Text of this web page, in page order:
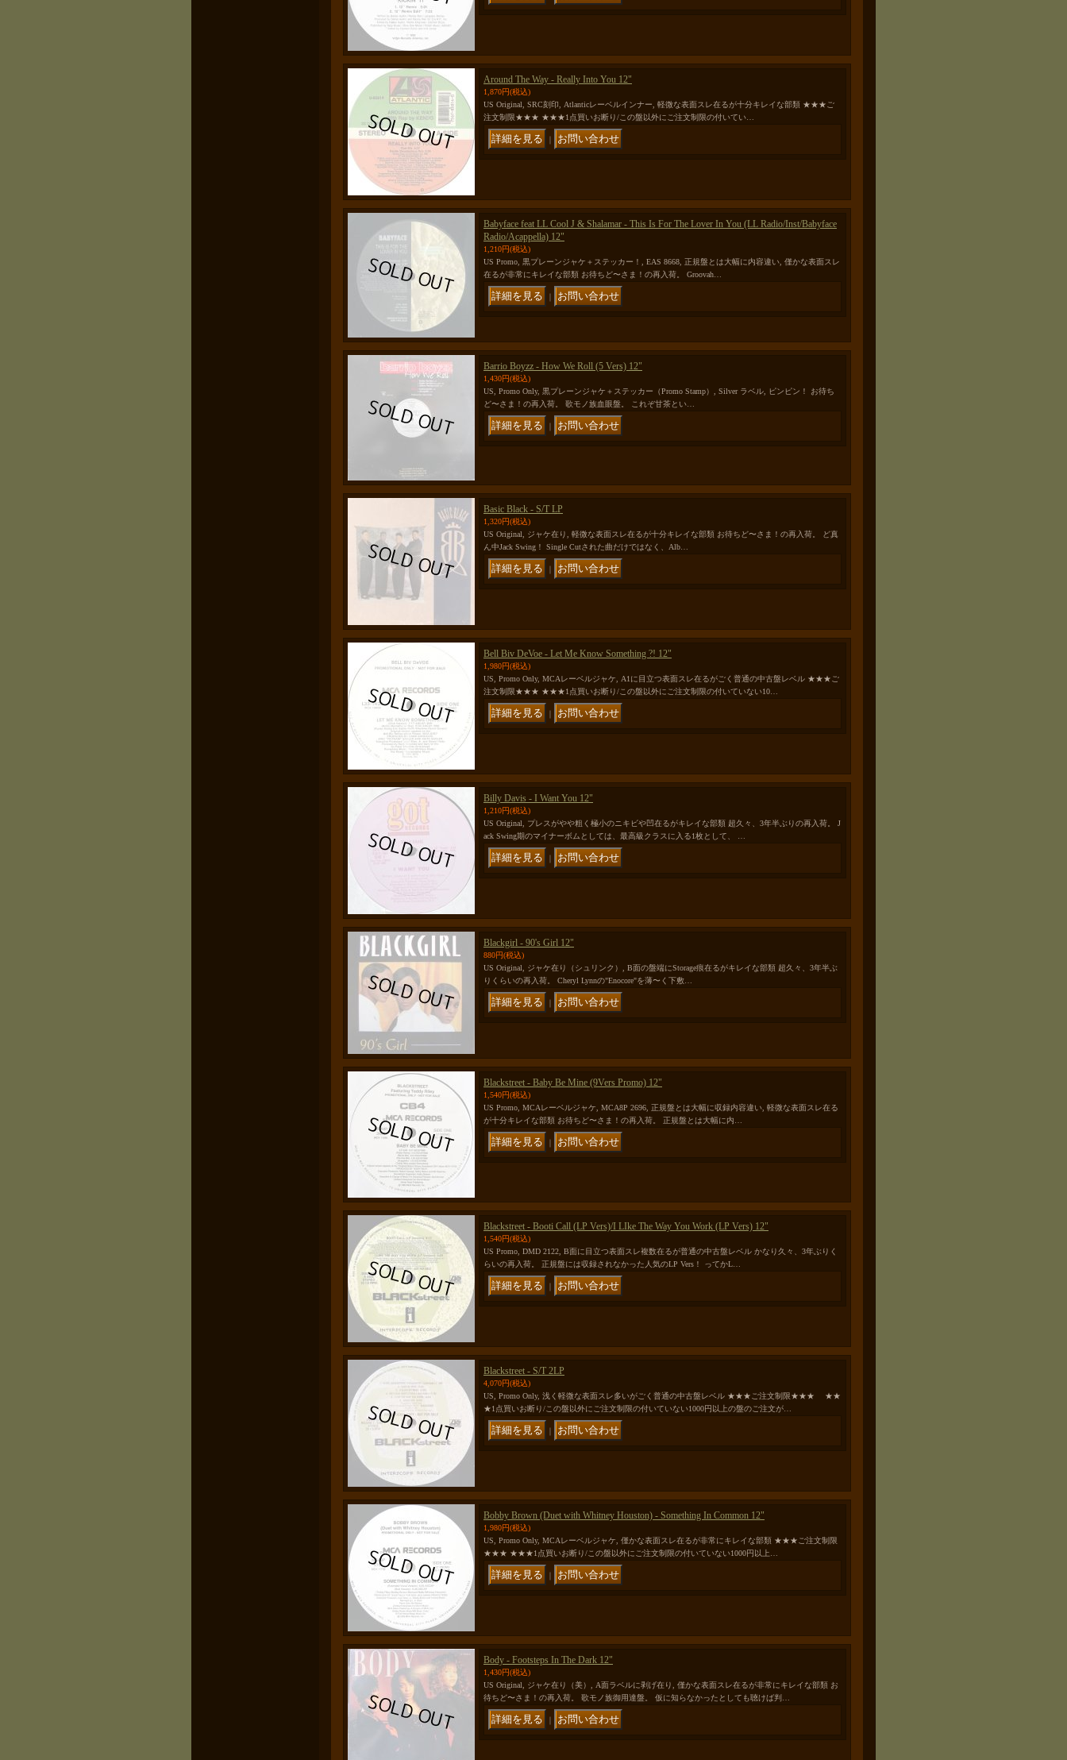
Around The Way - Really Into You 12"
1,870円(税込)
US Original, SRC刻印, Atlanticレーベルインナー, 軽微な表面スレ在るが十分キレイな部類 ★★★ご
注文制限★★★ ★★★1点買いお断り/この盤以外にご注文制限の付いてい…
｜
Babyface feat LL Cool J & Shalamar - This Is For The Lover In You (LL Radio/Inst/Babyface
Radio/Acappella) 12"
1,210円(税込)
US Promo, 黒プレーンジャケ＋ステッカー！, EAS 8668, 正規盤とは大幅に内容違い, 僅かな表面スレ
在るが非常にキレイな部類 お待ちど〜さま！の再入荷。 Groovah…
｜
Barrio Boyzz - How We Roll (5 Vers) 12"
1,430円(税込)
US, Promo Only, 黒プレーンジャケ＋ステッカー（Promo Stamp）, Silver ラベル, ピンピン！ お待ち
ど〜さま！の再入荷。 歌モノ族血眼盤。 これぞ甘茶とい…
｜
Basic Black - S/T LP
1,320円(税込)
US Original, ジャケ在り, 軽微な表面スレ在るが十分キレイな部類 お待ちど〜さま！の再入荷。 ど真
ん中Jack Swing！ Single Cutされた曲だけではなく、Alb…
｜
Bell Biv DeVoe - Let Me Know Something ?! 12"
1,980円(税込)
US, Promo Only, MCAレーベルジャケ, A1に目立つ表面スレ在るがごく普通の中古盤レベル ★★★ご
注文制限★★★ ★★★1点買いお断り/この盤以外にご注文制限の付いていない10…
｜
Billy Davis - I Want You 12"
1,210円(税込)
US Original, プレスがやや粗く極小のニキビや凹在るがキレイな部類 超久々、3年半ぶりの再入荷。 J
ack Swing期のマイナーボムとしては、最高級クラスに入る1枚として、 …
｜
Blackgirl - 90's Girl 12"
880円(税込)
US Original, ジャケ在り（シュリンク）, B面の盤端にStorage痕在るがキレイな部類 超久々、3年半ぶ
りくらいの再入荷。 Cheryl Lynnの"Enocore"を薄〜く下敷…
｜
Blackstreet - Baby Be Mine (9Vers Promo) 12"
1,540円(税込)
US Promo, MCAレーベルジャケ, MCA8P 2696, 正規盤とは大幅に収録内容違い, 軽微な表面スレ在る
が十分キレイな部類 お待ちど〜さま！の再入荷。 正規盤とは大幅に内…
｜
Blackstreet - Booti Call (LP Vers)/I LIke The Way You Work (LP Vers) 12"
1,540円(税込)
US Promo, DMD 2122, B面に目立つ表面スレ複数在るが普通の中古盤レベル かなり久々、3年ぶりく
らいの再入荷。 正規盤には収録されなかった人気のLP Vers！ ってかL…
｜
Blackstreet - S/T 2LP
4,070円(税込)
US, Promo Only, 浅く軽微な表面スレ多いがごく普通の中古盤レベル ★★★ご注文制限★★★ ★★
★1点買いお断り/この盤以外にご注文制限の付いていない1000円以上の盤のご注文が…
｜
Bobby Brown (Duet with Whitney Houston) - Something In Common 12"
1,980円(税込)
US, Promo Only, MCAレーベルジャケ, 僅かな表面スレ在るが非常にキレイな部類 ★★★ご注文制限
★★★ ★★★1点買いお断り/この盤以外にご注文制限の付いていない1000円以上…
｜
Body - Footsteps In The Dark 12"
1,430円(税込)
US Original, ジャケ在り（美）, A面ラベルに剥げ在り, 僅かな表面スレ在るが非常にキレイな部類 お
待ちど〜さま！の再入荷。 歌モノ族御用達盤。 仮に知らなかったとしても聴けば判…
｜